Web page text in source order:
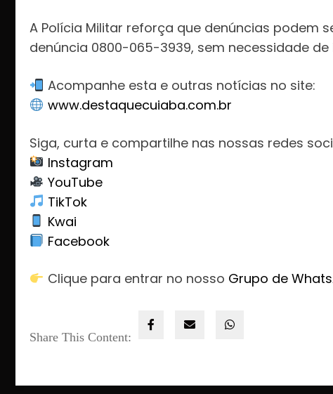
A Polícia Militar reforça que denúncias podem
denúncia 0800-065-3939, sem necessidade
Acompanhe esta e outras notícias no site:
www.destaquecuiaba.com.br
Siga, curta e compartilhe nas nossas redes
Instagram
YouTube
TikTok
Kwai
Facebook
Clique para entrar no nosso Grupo de
Share This Content: